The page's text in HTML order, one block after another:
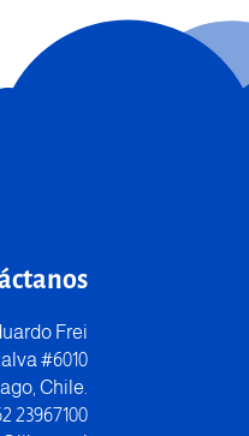
Frei
#6010
Chile.
23967100